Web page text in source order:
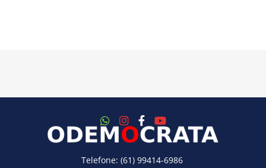
Telefone: (61) 99414-6986